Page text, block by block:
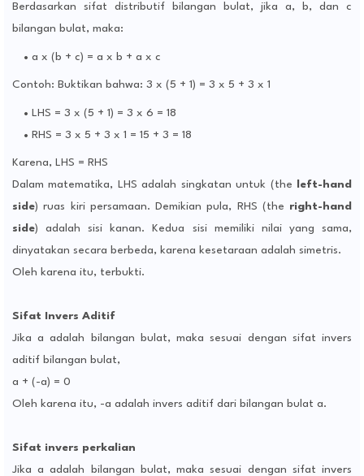
Berdasarkan sifat distributif bilangan bulat, jika a, b, dan c
bilangan bulat, maka:
a x (b + c) = a x b + a x c
Contoh: Buktikan bahwa: 3 x (5 + 1) = 3 x 5 + 3 x 1
LHS = 3 x (5 + 1) = 3 x 6 = 18
RHS = 3 x 5 + 3 x 1 = 15 + 3 = 18
Karena, LHS = RHS
Dalam matematika, LHS adalah singkatan untuk (the
left-hand
side) ruas kiri persamaan. Demikian pula, RHS (the right-hand
side) adalah sisi kanan. Kedua sisi memiliki nilai yang sama,
dinyatakan secara berbeda, karena kesetaraan adalah simetris.
Oleh karena itu, terbukti.
Sifat Invers Aditif
Jika a adalah bilangan bulat, maka sesuai dengan sifat invers
aditif bilangan bulat,
a + (-a) = 0
Oleh karena itu, -a adalah invers aditif dari bilangan bulat a.
Sifat invers perkalian
Jika a adalah bilangan bulat, maka sesuai dengan sifat invers